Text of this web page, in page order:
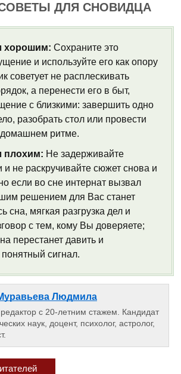
ДЛЯ СНОВИДЦА
хорошим: Сохраните это
и используйте его как опору
советует не расплескивать
а перенести его в быт,
с близкими: завершить одно
разобрать стол или провести
домашнем ритме.
плохим: Не задерживайте
и не раскручивайте сюжет снова и
если во сне интернат вызвал
решением для Вас станет
сна, мягкая разгрузка дел и
с тем, кому Вы доверяете;
перестанет давить и
сигнал.
Людмила
с 20-летним стажем. Кандидат
наук, доцент, психолог, астролог,